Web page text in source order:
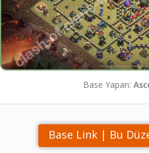
Base Yapan:
Base Link | Bu